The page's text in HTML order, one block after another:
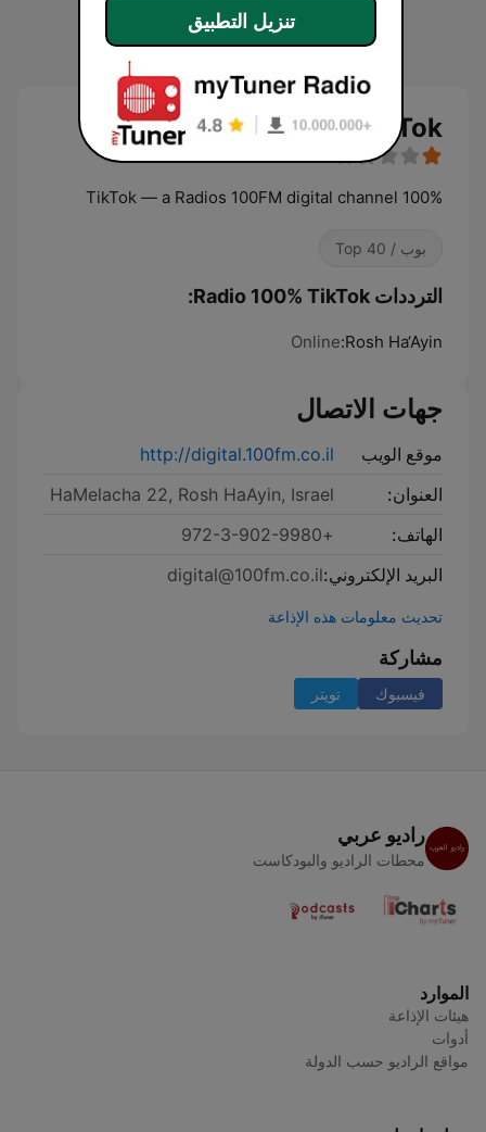
Radio 100% TikTok بث حي
100% TikTok — a Radios 100FM digital channel
بوب / Top 40
الترددات Radio 100% TikTok:
Rosh Ha‘Ayin:
Online
جهات الاتصال
موقع الويب
http://digital.100fm.co.il
العنوان:
HaMelacha 22, Rosh HaAyin, Israel
الهاتف:
+972-3-902-9980
البريد الإلكتروني:digital@100fm.co.il
تحديث معلومات هذه الإذاعة
مشاركة
فيسبوك تويتر
راديو عربي
محطات الراديو والبودكاست
الموارد
هيئات الإذاعة
أدوات
مواقع الراديو حسب الدولة
تنزيل التطبيق